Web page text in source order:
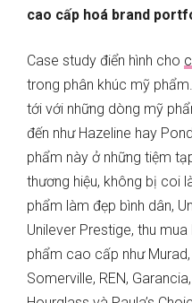
cao cấp hoá brand
Case study điển hình cho
trong phân khúc mỹ
tới với những dòng mỹ
đến như Hazeline hay
phẩm này ở những tiệm
thương hiệu, không bị coi
phẩm làm đẹp bình dân,
Unilever Prestige, thu
phẩm cao cấp như
Somerville, REN,